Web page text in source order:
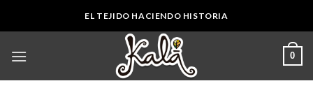
EL TEJIDO HACIENDO HISTORIA
0